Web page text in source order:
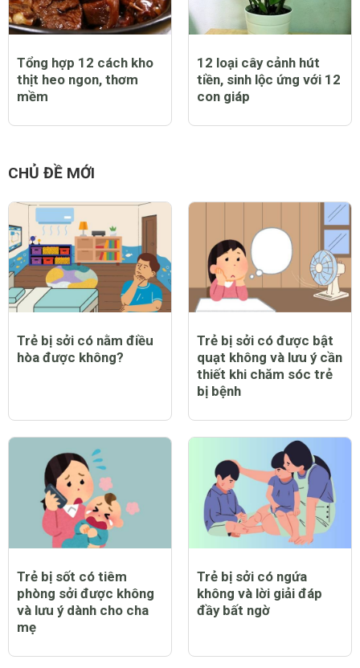
Tổng hợp 12 cách kho
thịt heo ngon, thơm
mềm
12 loại cây cảnh hút
tiền, sinh lộc ứng với 12
con giáp
CHỦ ĐỀ MỚI
Trẻ bị sởi có nằm điều
hòa được không?
Trẻ bị sởi có được bật
quạt không và lưu ý cần
thiết khi chăm sóc trẻ
bị bệnh
Trẻ bị sốt có tiêm
phòng sởi được không
và lưu ý dành cho cha
mẹ
Trẻ bị sởi có ngứa
không và lời giải đáp
đầy bất ngờ